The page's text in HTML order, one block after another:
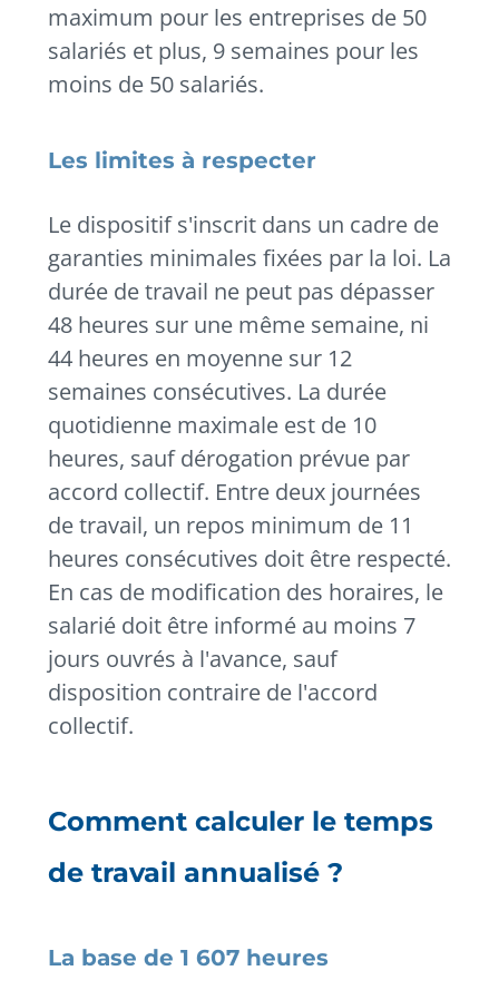
maximum pour les entreprises de 50
salariés et plus, 9 semaines pour les
moins de 50 salariés.
Les limites à respecter
Le dispositif s'inscrit dans un cadre de
garanties minimales fixées par la loi. La
durée de travail ne peut pas dépasser
48 heures sur une même semaine, ni
44 heures en moyenne sur 12
semaines consécutives. La durée
quotidienne maximale est de 10
heures, sauf dérogation prévue par
accord collectif. Entre deux journées
de travail, un repos minimum de 11
heures consécutives doit être respecté.
En cas de modification des horaires, le
salarié doit être informé au moins 7
jours ouvrés à l'avance, sauf
disposition contraire de l'accord
collectif.
Comment calculer le temps
de travail annualisé ?
La base de 1 607 heures